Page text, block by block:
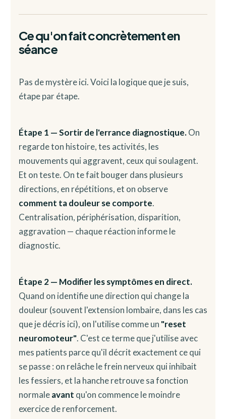
Ce qu'on fait concrètement en
séance
Pas de mystère ici. Voici la logique que je suis,
étape par étape.
Étape 1 — Sortir de l'errance diagnostique.On
regarde ton histoire, tes activités, les
mouvements qui aggravent, ceux qui soulagent.
Et on teste. On te fait bouger dans plusieurs
directions, en répétitions, et on observe
comment ta douleur se comporte.
Centralisation, périphérisation, disparition,
aggravation — chaque réaction informe le
diagnostic.
Étape 2 — Modifier les symptômes en direct.
Quand on identifie une direction qui change la
douleur (souvent l'extension lombaire, dans les cas
que je décris ici), on l'utilise comme un "reset
neuromoteur". C'est ce terme que j'utilise avec
mes patients parce qu'il décrit exactement ce qui
se passe : on relâche le frein nerveux qui inhibait
les fessiers, et la hanche retrouve sa fonction
normaleavant qu'on commence le moindre
exercice de renforcement.